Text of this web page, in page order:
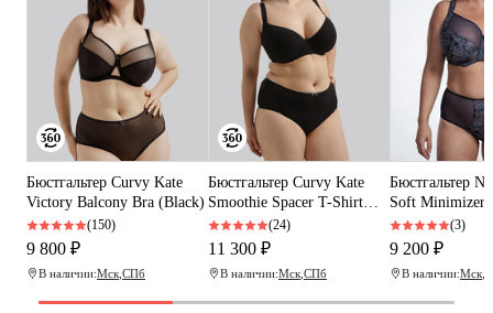
Бюстгальтер Curvy Kate
Victory Balcony Bra (Black)
(150)
9 800 ₽
В наличии:Мск СПб
Бюстгальтер Сurvy Kate
Smoothie Spacer T-Shirt
Plunge Bra (Black)
(24)
11 300 ₽
В наличии:Мск СПб
Бюстгальтер
Soft Minimizer
(3)
9 200 ₽
В наличии:Мск